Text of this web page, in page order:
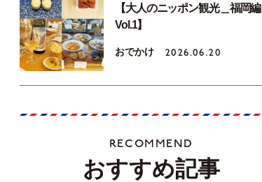
【大人のニッポン観光＿福岡編
Vol.1】
おでかけ 2026.06.20
RECOMMEND
おすすめ記事